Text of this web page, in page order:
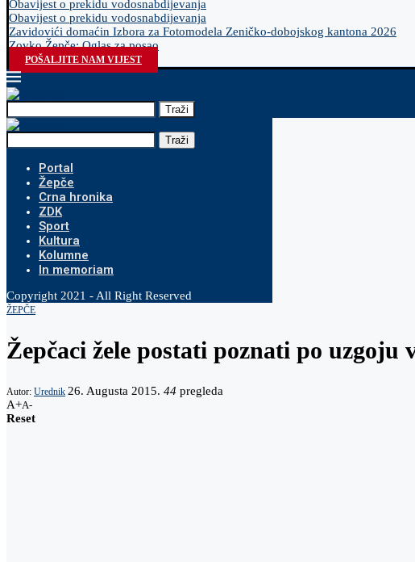
Obavijest o prekidu vodosnabdijevanja
Obavijest o prekidu vodosnabdijevanja
Zavidovići domaćin Izbora za Fotomodela Zeničko-dobojskog kantona 2026
Zovko Žepče: Oglas za posao
POŠALJITE NAM VIJEST
Traži
Traži
Portal
Žepče
Crna hronika
ZDK
Sport
Kultura
Kolumne
In memoriam
Copyright 2021 - All Right Reserved
ŽEPČE
Žepčaci žele postati poznati po
Autor: Urednik 26. Augusta 2015. 44 pregleda
A+A-
Reset